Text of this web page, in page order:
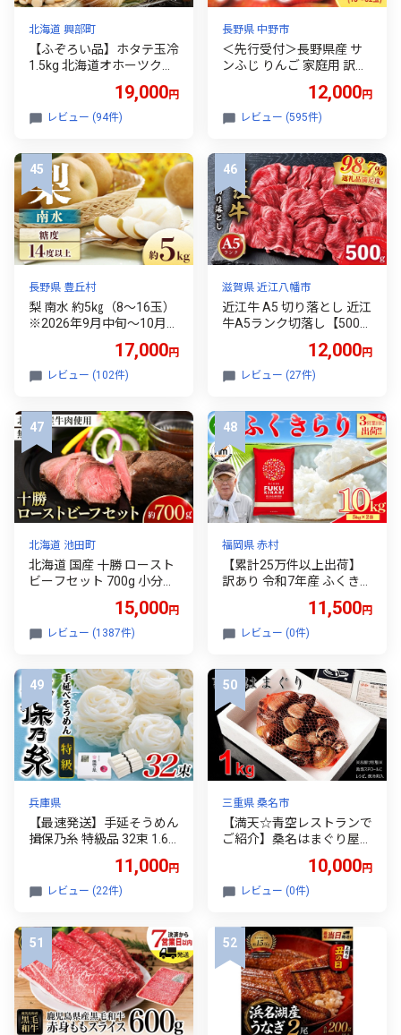
北海道 興部町
【ふぞろい品】ホタテ玉冷
1.5kg 北海道オホーツク産
19,000円
レビュー (94件)
長野県 中野市
＜先行受付＞長野県産 サ
ンふじ りんご 家庭用 訳あ
12,000円
レビュー (595件)
長野県 豊丘村
梨 南水 約5㎏（8～16玉）
※2026年9月中旬～10月初
果物 くだもの フルーツ な
んすい 和梨 長野県 長野県
17,000円
レビュー (102件)
滋賀県 近江八幡市
近江牛 A5 切り落とし 近江
牛A5ランク切落し【500
ん】【DG12W】 ( わけあ
り 切り落し 和牛 ブランド
焼肉 切落し 贈り物 ギフト
国産 滋賀県 近江八幡市 神
戸牛 松阪牛 に並ぶ 日本三
大和牛 ふるさと納税 )
12,000円
レビュー (27件)
北海道 池田町
北海道 国産 十勝 ロースト
ビーフセット 700g 小分け
ストビーフ お中元 お歳暮
ギフト 贈答 無添加 ロース
15,000円
レビュー (1387件)
福岡県 赤村
【累計25万件以上出荷】
訳あり 令和7年産 ふくきら
赤村 白米 精米 国産 限定
ごはん ご飯 白飯 米 10kg
11,500円
レビュー (0件)
兵庫県
【最速発送】手延そうめん
揖保乃糸 特級品 32束 1.6k
糸 手延べそうめん にゅう
めん にゅう麺 麺 のし ギフ
11,000円
レビュー (22件)
三重県 桑名市
【満天☆青空レストランで
ご紹介】桑名はまぐり屋
の 1kg_蛤 はま王 ハマグリ
魚介 貝 魚貝 活はまぐり 焼
焼きはまぐり 焼き蛤 テレ
ビ 紹介 a*97
10,000円
レビュー (0件)